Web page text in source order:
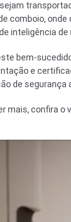
comboio,
de inteligência
bem-
e
de segurança
mais, confira o